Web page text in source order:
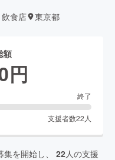
食店 東京都
額
円
終了
支援者数22 人
集を開始し、 22人の支援